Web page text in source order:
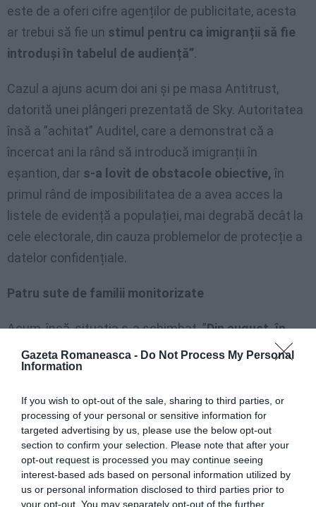
Gazeta Romaneasca - Do Not Process My Personal
Information
If you wish to opt-out of the sale, sharing to third parties, or
processing of your personal or sensitive information for
targeted advertising by us, please use the below opt-out
section to confirm your selection. Please note that after your
opt-out request is processed you may continue seeing
interest-based ads based on personal information utilized by
us or personal information disclosed to third parties prior to
your opt-out. You may separately opt-out of the further
este de a oferi cifre agenților de publicitate, acesta
ar trebui să fie un stimul pentru ca imigranții să fie
introduși în tabelul de audiență”.
Cazul a ajuns acum doi ani și pe masa Antitrust,
datorită unei plângeri prezentată de Sky. Autoritatea
însă a ”achitat” Auditel, care a demonstrat că a
încercat ani la rând să introducă imigranții în
eșantion, dar s-a lovit de obstacole obiective, în
primul rând de imposibilitatea de a avea acces la
listele de evidență a populației, mai degrabă decât la
cele electorale, din cauza problemelor de protecție a
datelor confidențiale.
Patru sute de familii monitorizate
Acum, însă, situația s-a schimbat. ”Din august, în
măsurarea audiențelor vor intra și telespectatorii
imigranți”, anunță la Stranieriinitalia.it, Walter Pancini,
pilot și acum intrăm în regim, adăugând celor5.200
de familii italiene alte 400 de familii de imigranți.
fost ani când doream să obținem acest rezultat, am
mers să căutăm străinii în locurile lor de întâlnire, și
cu ajutorul mediatorilor culturali, și avem în final un